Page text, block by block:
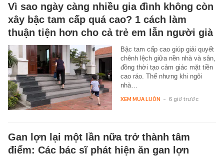
Vì sao ngày càng nhiều gia đình không còn
xây bậc tam cấp quá cao? 1 cách làm
thuận tiện hơn cho cả trẻ em lẫn người già
Bậc tam cấp cao giúp giải quyết
chênh lệch giữa nền nhà và sân,
đồng thời tạo cảm giác mặt tiền
cao ráo. Thế nhưng khi ngôi
nhà…
XEM MUA LUÔN - 6 giờ trước
Gan lợn lại một lần nữa trở thành tâm
điểm: Các bác sĩ phát hiện ăn gan lợn